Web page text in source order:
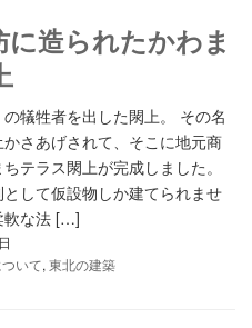
造られたかわま
犠牲者を出した閖上。 その名
さあげされて、そこに地元商
テラス閖上が完成しました。
して仮設物しか建てられませ
軟な法 […]
いて, 東北の建築